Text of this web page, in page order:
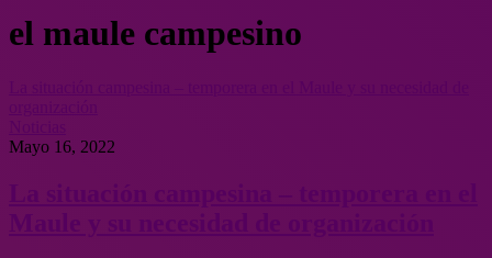
el maule campesino
Mayo 16, 2022